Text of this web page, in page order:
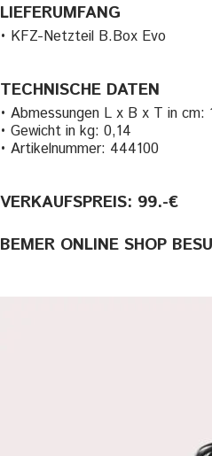
LIEFERUMFANG
• KFZ-Netzteil B.Box Evo
TECHNISCHE DATEN
• Abmessungen L x B x T in
• Gewicht in kg: 0,14
• Artikelnummer: 444100
VERKAUFSPREIS: 99.-€
BEMER ONLINE SHOP